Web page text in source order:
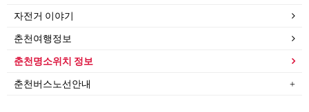
자전거 이야기
춘천여행정보
춘천명소위치 정보
춘천버스노선안내